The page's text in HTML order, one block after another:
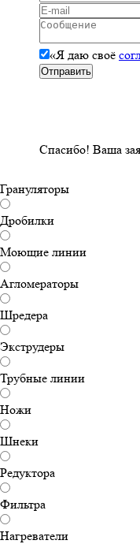
«Я даю своё
Спасибо! Ваша
Грануляторы
Дробилки
Моющие линии
Агломераторы
Шредера
Экструдеры
Трубные линии
Ножи
Шнеки
Редуктора
Фильтра
Нагреватели